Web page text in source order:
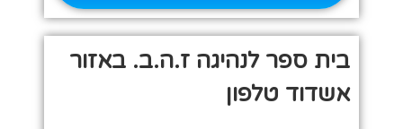
בית ספר לנהיגה ז.ה.ב. באזור
אשדוד טלפון